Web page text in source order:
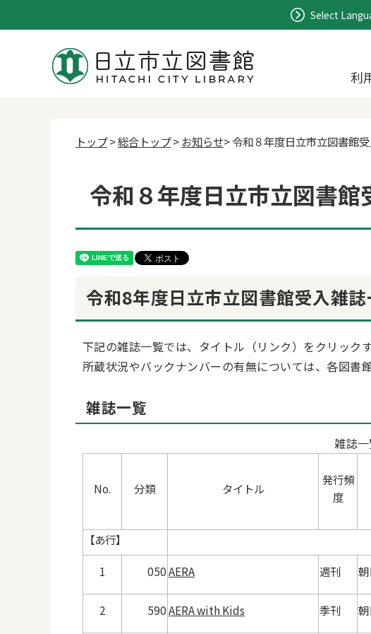
Select
利
トップ>総合トップ>お知らせ> 令和８年度日立市立図書館
令和８年度日立市立図書館
令和8年度日立市立図書館受入雑
下記の雑誌一覧では、タイトル（リンク）をクリック
所蔵状況やバックナンバーの有無については、各図書
雑誌一覧
雑誌
No. 分類 タイトル
発行頻
度
【あ行】
1 050AERA 週刊
2 590AERA with Kids 季刊